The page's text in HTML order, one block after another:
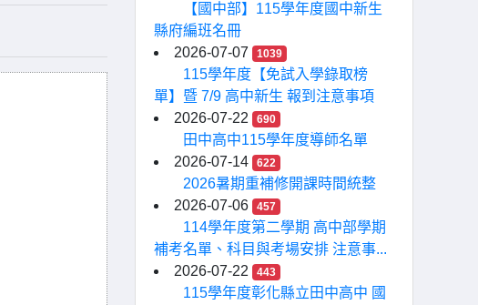
【國中部】115學年度國中新生
縣府編班名冊
2026-07-07
1039
115學年度【免試入學錄取榜
單】暨 7/9 高中新生 報到注意事項
2026-07-22
690
田中高中115學年度導師名單
2026-07-14
622
2026暑期重補修開課時間統整
2026-07-06
457
114學年度第二學期 高中部學期
補考名單、科目與考場安排 注意事...
2026-07-22
443
115學年度彰化縣立田中高中 國